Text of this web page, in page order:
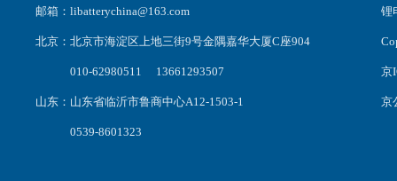
邮箱：libatterychina@163.com
北京：北京市海淀区上地三街9号金隅嘉华大厦C座904
010-62980511 13661293507
山东：山东省临沂市鲁商中心A12-1503-1
0539-8601323
锂
京
京